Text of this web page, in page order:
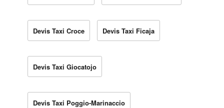
Devis Taxi Croce Devis Taxi Ficaja
Devis Taxi Giocatojo
Devis Taxi Poggio-Marinaccio